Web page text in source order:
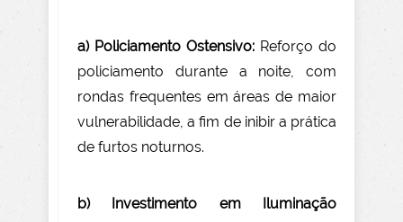
a) Policiamento Ostensivo: Reforço do
policiamento durante a noite, com
rondas frequentes em áreas de maior
vulnerabilidade, a fim de inibir a prática
de furtos noturnos.
b) Investimento em Iluminação